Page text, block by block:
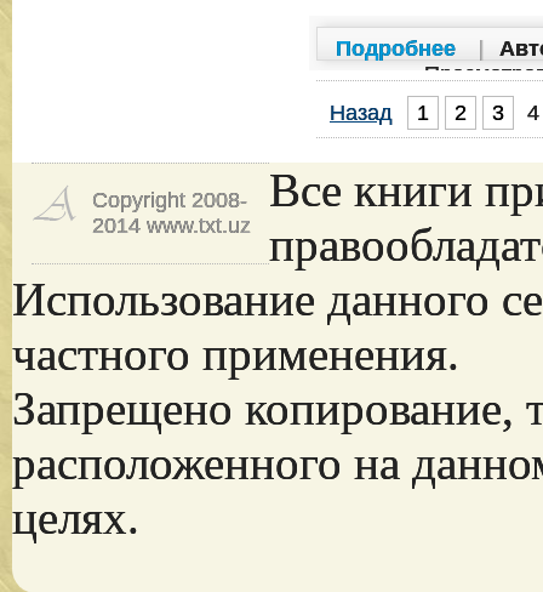
Подробнее
Назад
1 2 3 4
Copyright 2008-
2014 www.txt.uz
Все книги
Использование данного
частного применения.
Запрещено копирование,
расположенного на
целях.